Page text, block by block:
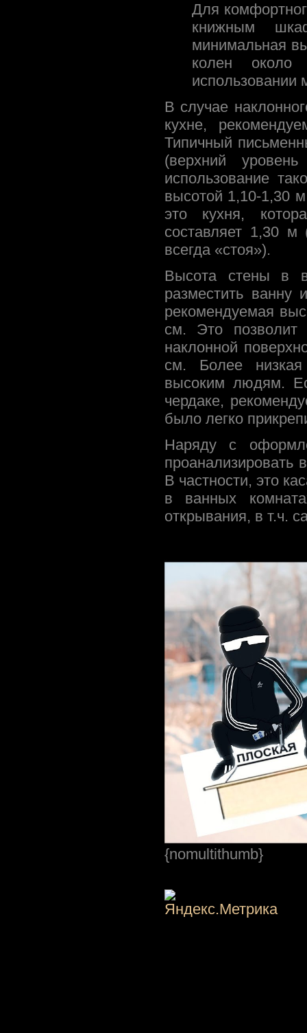
Для
книжным
минимальная
колен
использовании
В случае
кухне,
Типичный
(верхний
использование
высотой 1,10-1,30
это кухня,
составляет 1,30 м
всегда «стоя»).
Высота стены в
разместить
рекомендуемая
см. Это позволит
наклонной
см. Более низкая
высоким людям.
чердаке,
было легко
Наряду с
проанализировать
В частности, это
в ванных
открывания, в т.ч.
{nomultithumb}